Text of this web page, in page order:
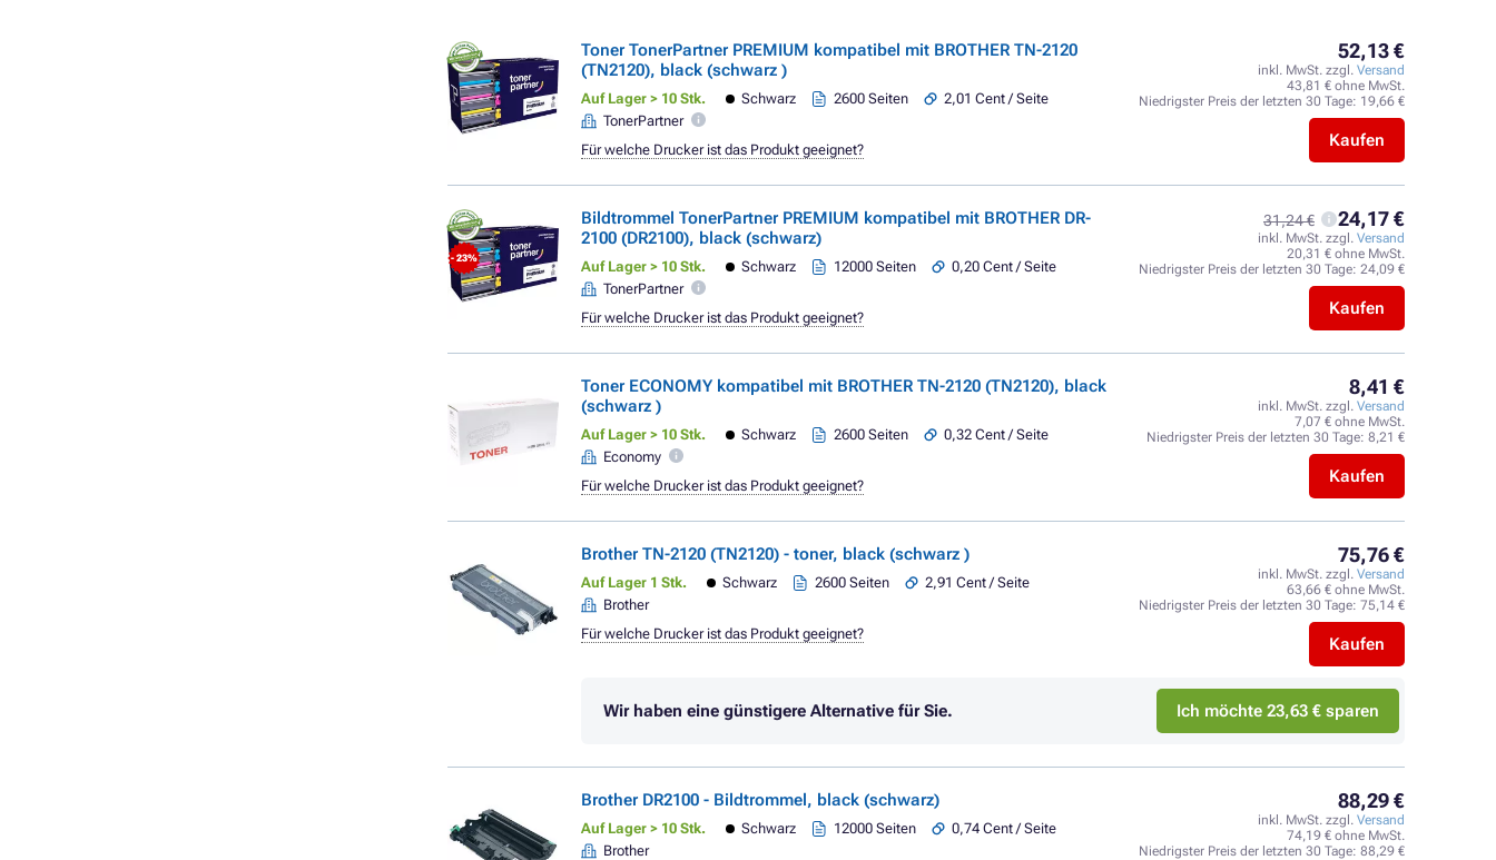
Toner TonerPartner PREMIUM kompatibel mit BROTHER TN-2120
(TN2120), black (schwarz )
Auf Lager > 10 Stk. Schwarz 2600 Seiten
2,01 Cent / Seite
TonerPartner
52,13 €
inkl. MwSt. zzgl. Versand
43,81 € ohne MwSt.
Niedrigster Preis der letzten 30 Tage: 19,66 €
Kaufen
Für welche Drucker ist das Produkt geeignet?
- 23%
Bildtrommel TonerPartner PREMIUM kompatibel mit BROTHER DR-
2100 (DR2100), black (schwarz)
Auf Lager > 10 Stk. Schwarz 12000 Seiten
0,20 Cent / Seite
TonerPartner
31,24 € 24,17 €
inkl. MwSt. zzgl. Versand
20,31 € ohne MwSt.
Niedrigster Preis der letzten 30 Tage: 24,09 €
Kaufen
Für welche Drucker ist das Produkt geeignet?
Toner ECONOMY kompatibel mit BROTHER TN-2120 (TN2120), black
(schwarz )
Auf Lager > 10 Stk. Schwarz 2600 Seiten
0,32 Cent / Seite
Economy
8,41 €
inkl. MwSt. zzgl. Versand
7,07 € ohne MwSt.
Niedrigster Preis der letzten 30 Tage: 8,21 €
Kaufen
Für welche Drucker ist das Produkt geeignet?
Brother TN-2120 (TN2120) - toner, black (schwarz )
Auf Lager 1 Stk. Schwarz 2600 Seiten
2,91 Cent / Seite
Brother
75,76 €
inkl. MwSt. zzgl. Versand
63,66 € ohne MwSt.
Niedrigster Preis der letzten 30 Tage: 75,14 €
Kaufen
Für welche Drucker ist das Produkt geeignet?
Wir haben eine günstigere Alternative für Sie. Ich möchte 23,63 € sparen
Brother DR2100 - Bildtrommel, black (schwarz)
Auf Lager > 10 Stk. Schwarz 12000 Seiten
0,74 Cent / Seite
Brother
88,29 €
inkl. MwSt. zzgl. Versand
74,19 € ohne MwSt.
Niedrigster Preis der letzten 30 Tage: 88,29 €